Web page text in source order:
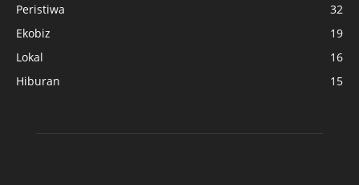
Peristiwa
32
Ekobiz
19
Lokal
16
Hiburan
15